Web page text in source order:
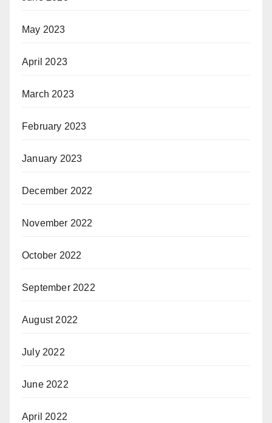
May 2023
April 2023
March 2023
February 2023
January 2023
December 2022
November 2022
October 2022
September 2022
August 2022
July 2022
June 2022
April 2022